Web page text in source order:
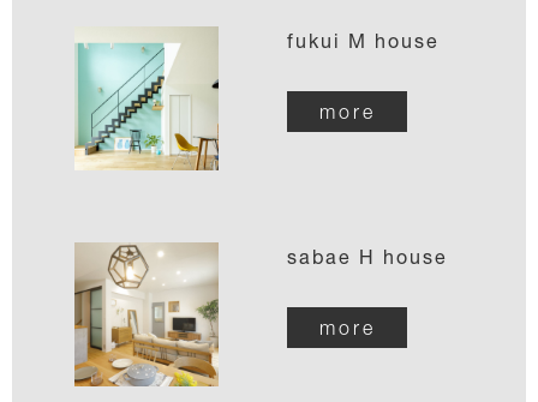
fukui M house
more
sabae H house
more